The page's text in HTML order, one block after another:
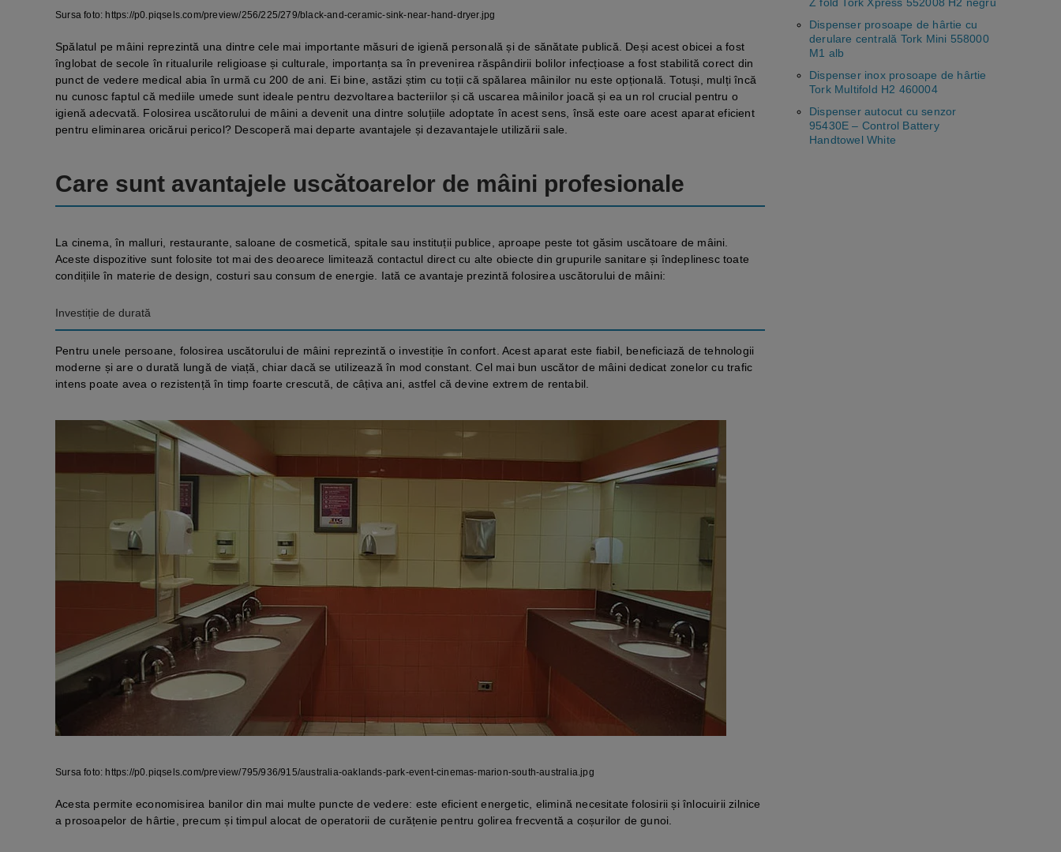
Sursa foto: https://p0.piqsels.com/preview/256/225/279/black-and-ceramic-sink-near-hand-dryer.jpg
Spălatul pe mâini reprezintă una dintre cele mai importante măsuri de igienă personală și de sănătate publică. Deși acest obicei a fost
înglobat de secole în ritualurile religioase și culturale, importanța sa în prevenirea răspândirii bolilor infecțioase a fost stabilită corect din
punct de vedere medical abia în urmă cu 200 de ani. Ei bine, astăzi știm cu toții că spălarea mâinilor nu este opțională. Totuși, mulți încă
nu cunosc faptul că mediile umede sunt ideale pentru dezvoltarea bacteriilor și că uscarea mâinilor joacă și ea un rol crucial pentru o
igienă adecvată. Folosirea uscătorului de mâini a devenit una dintre soluțiile adoptate în acest sens, însă este oare acest aparat eficient
pentru eliminarea oricărui pericol? Descoperă mai departe avantajele și dezavantajele utilizării sale.
Care sunt avantajele uscătoarelor de mâini profesionale
La cinema, în malluri, restaurante, saloane de cosmetică, spitale sau instituții publice, aproape peste tot găsim uscătoare de mâini.
Aceste dispozitive sunt folosite tot mai des deoarece limitează contactul direct cu alte obiecte din grupurile sanitare și îndeplinesc toate
condițiile în materie de design, costuri sau consum de energie. Iată ce avantaje prezintă folosirea uscătorului de mâini:
Investiție de durată
Pentru unele persoane, folosirea uscătorului de mâini reprezintă o investiție în confort. Acest aparat este fiabil, beneficiază de tehnologii
moderne și are o durată lungă de viață, chiar dacă se utilizează în mod constant. Cel mai bun uscător de mâini dedicat zonelor cu trafic
intens poate avea o rezistență în timp foarte crescută, de câțiva ani, astfel că devine extrem de rentabil.
Sursa foto: https://p0.piqsels.com/preview/795/936/915/australia-oaklands-park-event-cinemas-marion-south-australia.jpg
Acesta permite economisirea banilor din mai multe puncte de vedere: este eficient energetic, elimină necesitate folosirii și înlocuirii zilnice
a prosoapelor de hârtie, precum și timpul alocat de operatorii de curățenie pentru golirea frecventă a coșurilor de gunoi.
Dispenser prosoape de hârtie cu
derulare centrală Tork Mini 558000
M1 alb
Dispenser inox prosoape de hârtie
Tork Multifold H2 460004
Dispenser autocut cu senzor
95430E – Control Battery
Handtowel White